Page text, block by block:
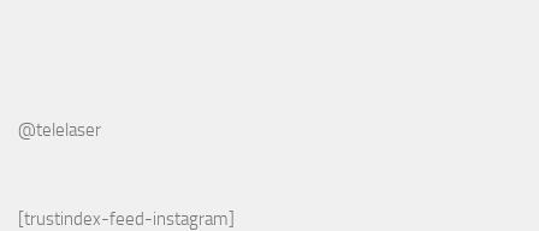
@telelaser
[trustindex-feed-instagram]